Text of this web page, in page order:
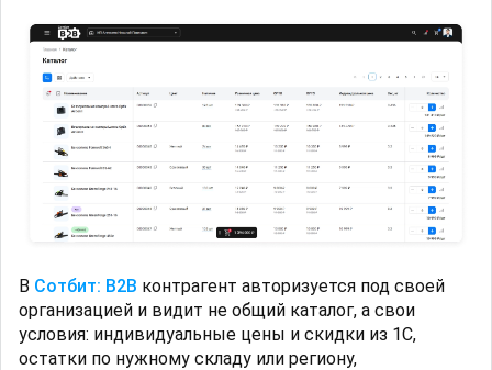
В Сотбит: B2B контрагент авторизуется под своей
организацией и видит не общий каталог, а свои
условия: индивидуальные цены и скидки из 1С,
остатки по нужному складу или региону,